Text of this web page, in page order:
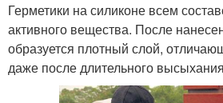
Герметики на силиконе всем
активного вещества. После
образуется плотный слой,
даже после длительного